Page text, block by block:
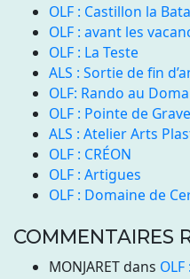
OLF : Castillon la
OLF : avant les
OLF : La Teste
ALS : Sortie de fin
OLF: Rando au
OLF : Pointe de
ALS : Atelier Arts
OLF : CRÉON
OLF : Artigues
OLF : Domaine de
COMMENTAIRES
MONJARETdans